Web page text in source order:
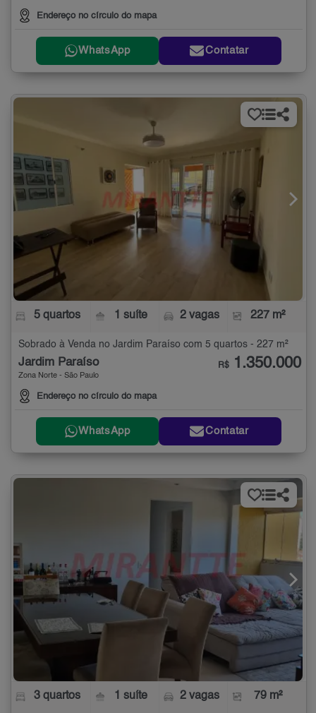
Endereço no círculo do mapa
WhatsApp Contatar
5 quartos 1 suíte 2 vagas 227 m²
Sobrado à Venda no Jardim Paraíso com 5 quartos - 227 m²
Jardim Paraíso
Zona Norte - São Paulo
Endereço no círculo do mapa
R$ 1.350.000
WhatsApp Contatar
3 quartos 1 suíte 2 vagas 79 m²